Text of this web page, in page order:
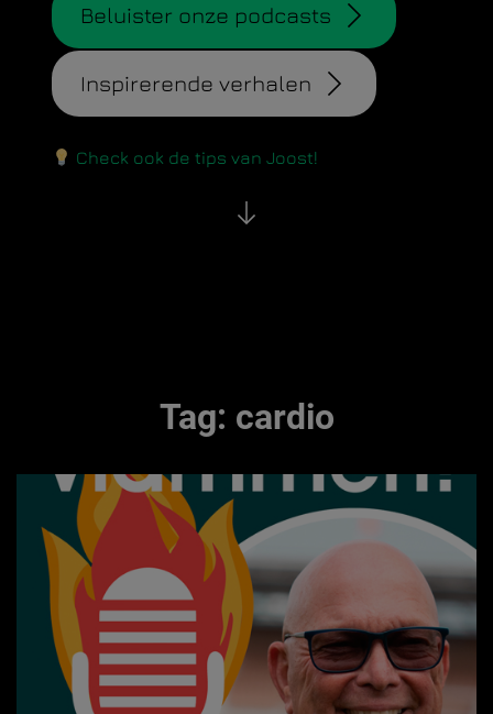
Beluister onze podcasts
Inspirerende verhalen
Check ook de tips van Joost!
Tag: cardio